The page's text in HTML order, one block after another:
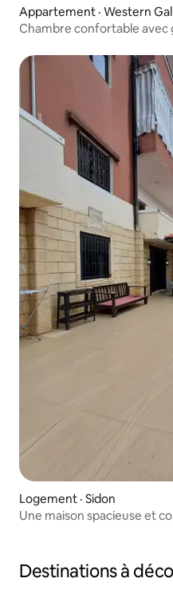
Appartement · Western
Chambre confortable avec
Logement · Sidon
Une maison spacieuse et
Destinations à